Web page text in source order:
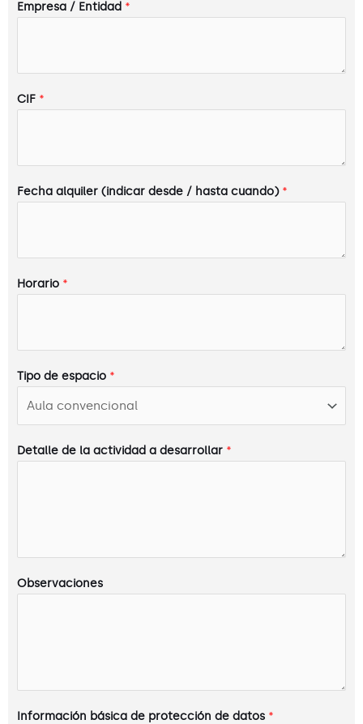
Empresa / Entidad *
CIF *
Fecha alquiler (indicar desde / hasta cuando) *
Horario *
Tipo de espacio *
Detalle de la actividad a desarrollar *
Observaciones
Información básica de protección de datos *